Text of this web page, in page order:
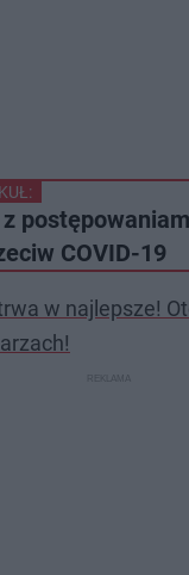
COVID-19
w najlepsze!